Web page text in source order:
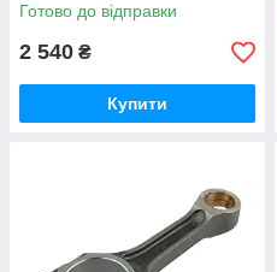
Готово до відправки
2 540 ₴
Купити